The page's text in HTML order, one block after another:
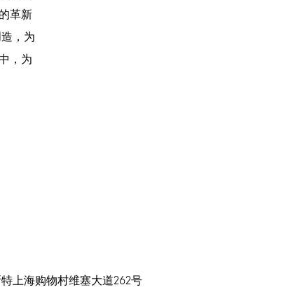
革新
，为
，为
上海购物村维塞大道262号